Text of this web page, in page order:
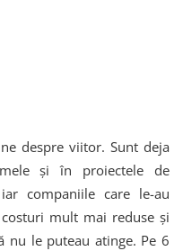
despre viitor. Sunt deja
și în proiectele de
companiile care le-au
mult mai reduse și
nu le puteau atinge. Pe 6